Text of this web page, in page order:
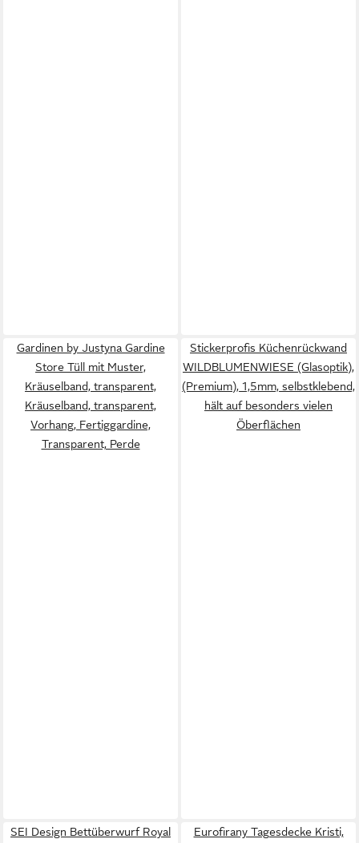
Gardinen by Justyna Gardine
Store Tüll mit Muster,
Kräuselband, transparent,
Kräuselband, transparent,
Vorhang, Fertiggardine,
Transparent, Perde
Stickerprofis Küchenrückwand
WILDBLUMENWIESE (Glasoptik),
(Premium), 1,5mm, selbstklebend,
hält auf besonders vielen
Öberflächen
SEI Design Bettüberwurf Royal
Eurofirany Tagesdecke Kristi,